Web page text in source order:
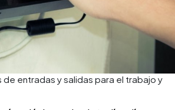
entradas y salidas para el trabajo y